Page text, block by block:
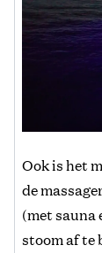
Ook is het
de
(met sauna
stoom af te